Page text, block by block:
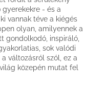
- és a
vannak téve a kiégés
olyan, amilyennek a
gondolkodó, inspiráló,
sok valódi
változásról szól, ez a
közepén mutat fel